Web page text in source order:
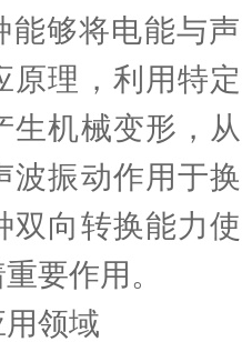
将电能与声
原理，利用特
生机械变形，
波振动作用于
双向转换能力
要作用。
领域